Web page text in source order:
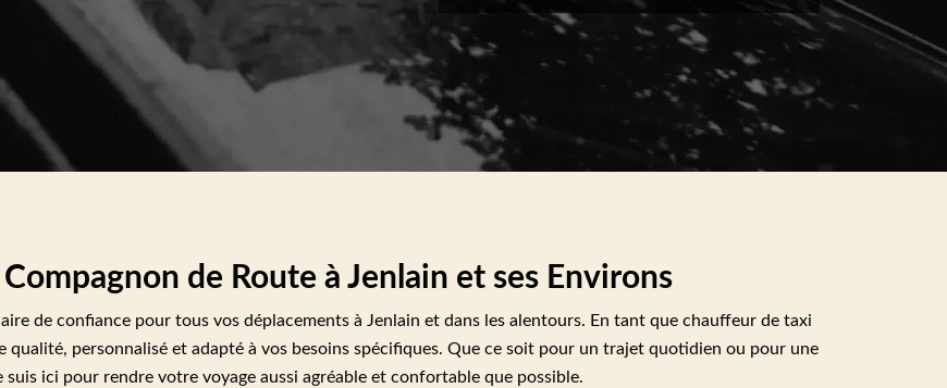
de Route à Jenlain et ses Environs
de confiance pour tous vos déplacements à Jenlain et dans les alentours. En tant que chauffeur de taxi
qualité, personnalisé et adapté à vos besoins spécifiques. Que ce soit pour un trajet quotidien ou pour une
suis ici pour rendre votre voyage aussi agréable et confortable que possible.